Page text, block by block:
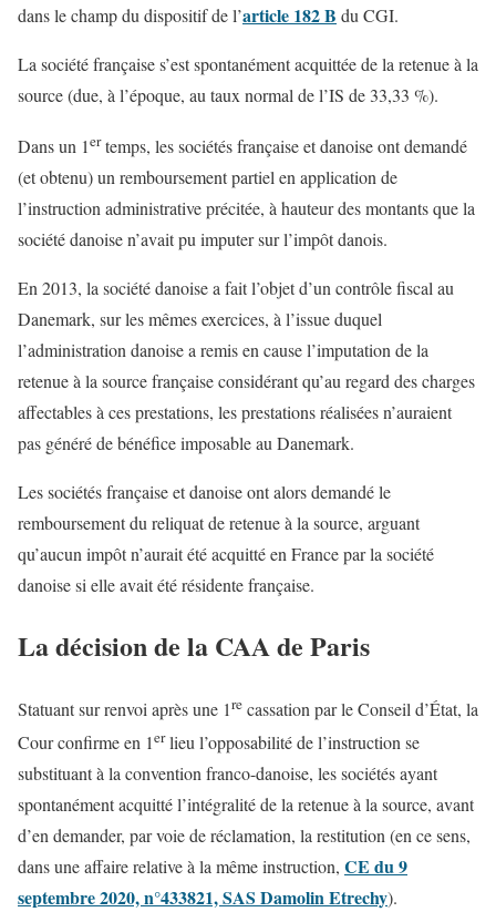
dans le champ du dispositif de l’article 182 B du CGI.
La société française s’est spontanément acquittée de la retenue à la
source (due, à l’époque, au taux normal de l’IS de 33,33 %).
Dans un 1ertemps, les sociétés française et danoise ont demandé
(et obtenu) un remboursement partiel en application de
l’instruction administrative précitée, à hauteur des montants que la
société danoise n’avait pu imputer sur l’impôt danois.
En 2013, la société danoise a fait l’objet d’un contrôle fiscal au
Danemark, sur les mêmes exercices, à l’issue duquel
l’administration danoise a remis en cause l’imputation de la
retenue à la source française considérant qu’au regard des charges
affectables à ces prestations, les prestations réalisées n’auraient
pas généré de bénéfice imposable au Danemark.
Les sociétés française et danoise ont alors demandé le
remboursement du reliquat de retenue à la source, arguant
qu’aucun impôt n’aurait été acquitté en France par la société
danoise si elle avait été résidente française.
La décision de la CAA de Paris
Statuant sur renvoi après une 1re cassation par le Conseil d’État, la
Cour confirme en 1erlieu l’opposabilité de l’instruction se
substituant à la convention franco-danoise, les sociétés ayant
spontanément acquitté l’intégralité de la retenue à la source, avant
d’en demander, par voie de réclamation, la restitution (en ce sens,
dans une affaire relative à la même instruction, CE du 9
septembre 2020, n°433821, SAS Damolin Etrechy).